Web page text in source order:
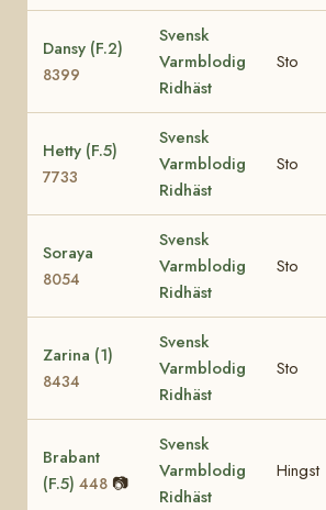
Dansy (F.2)
8399
Svensk
Varmblodig
Ridhäst
Sto
Hetty (F.5)
7733
Svensk
Varmblodig
Ridhäst
Sto
Soraya
8054
Svensk
Varmblodig
Ridhäst
Sto
Zarina (1)
8434
Svensk
Varmblodig
Ridhäst
Sto
Brabant
(F.5) 448 📷
Svensk
Varmblodig
Ridhäst
Hingst